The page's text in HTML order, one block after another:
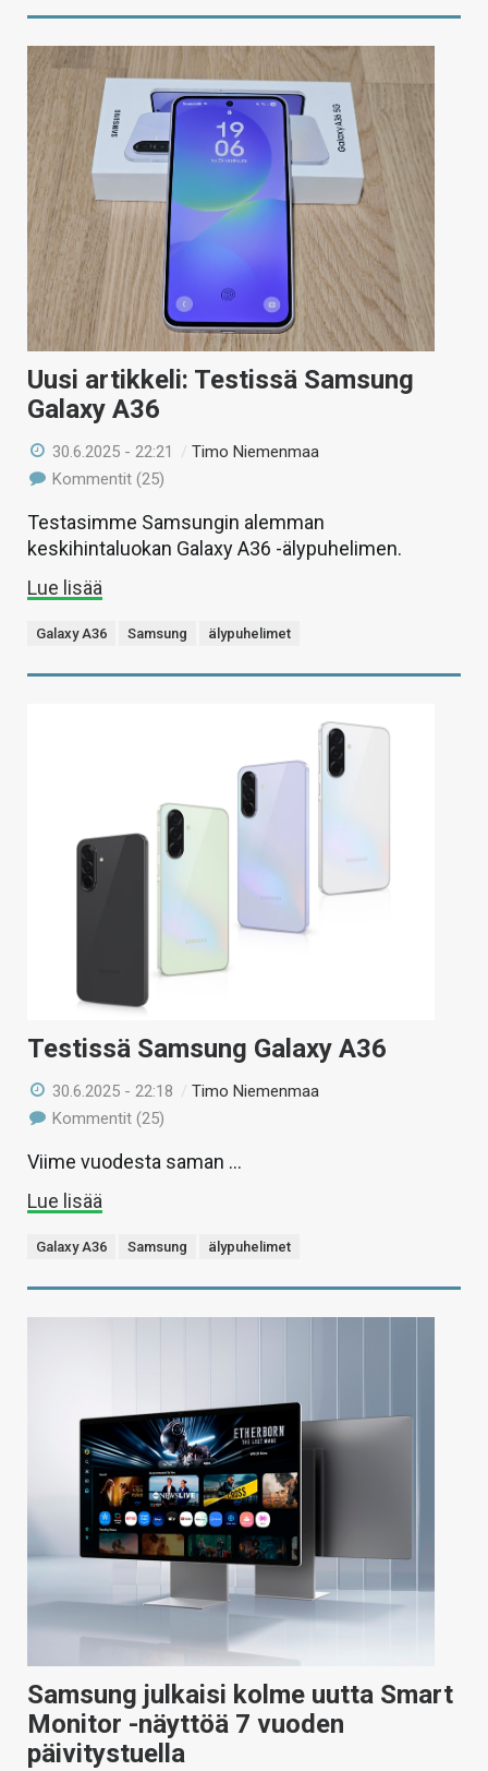
Uusi artikkeli: Testissä Samsung
Galaxy A36
30.6.2025 - 22:21 /Timo Niemenmaa
Kommentit (25)
Testasimme Samsungin alemman
keskihintaluokan Galaxy A36 -älypuhelimen.
Lue lisää
Galaxy A36 Samsung älypuhelimet
Testissä Samsung Galaxy A36
30.6.2025 - 22:18 /Timo Niemenmaa
Kommentit (25)
Viime vuodesta saman …
Lue lisää
Galaxy A36 Samsung älypuhelimet
Samsung julkaisi kolme uutta Smart
Monitor -näyttöä 7 vuoden
päivitystuella